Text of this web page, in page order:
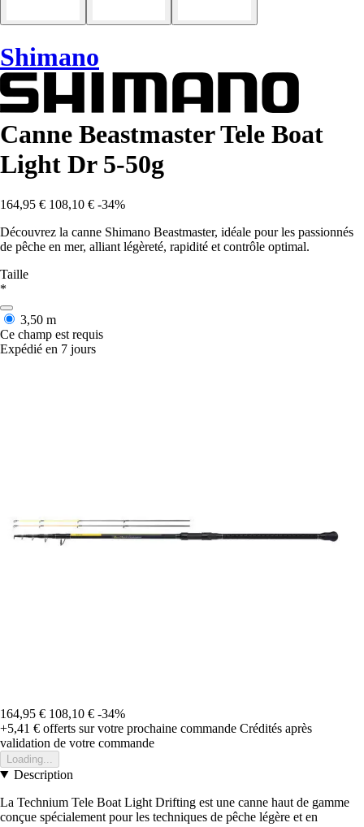
Shimano
Canne Beastmaster Tele Boat
Light Dr 5-50g
164,95 € 108,10 € -34%
Découvrez la canne Shimano Beastmaster, idéale pour les passionnés
de pêche en mer, alliant légèreté, rapidité et contrôle optimal.
Taille
*
3,50 m
Ce champ est requis
Expédié en 7 jours
164,95 € 108,10 € -34%
+5,41 € offerts sur votre prochaine commande Crédités après
validation de votre commande
Loading...
Description
La Technium Tele Boat Light Drifting est une canne haut de gamme
conçue spécialement pour les techniques de pêche légère et en